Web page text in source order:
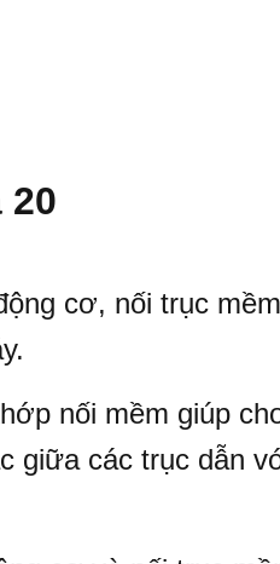
20
cơ, nối trục
nối mềm giúp
giữa các trục dẫn